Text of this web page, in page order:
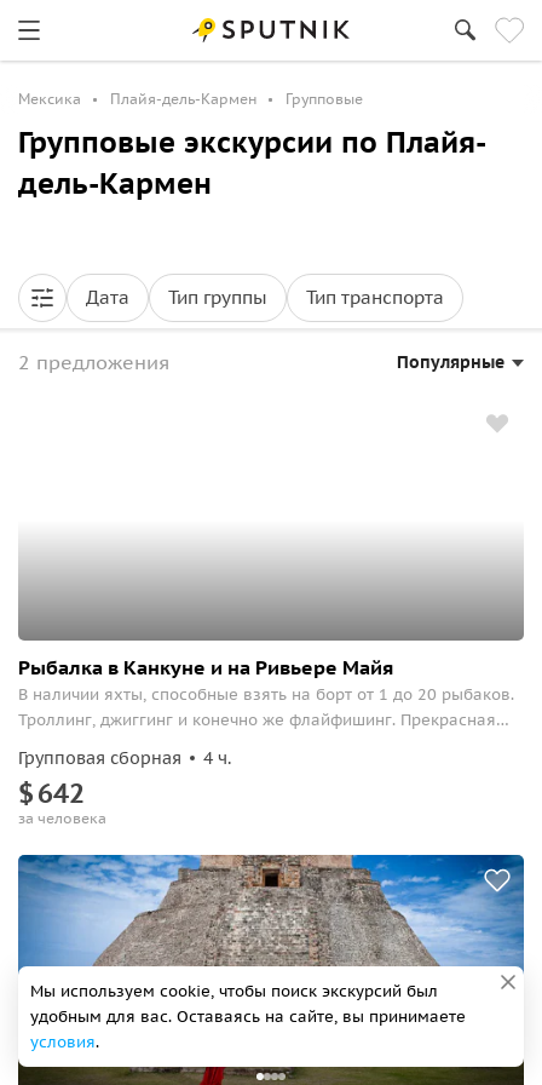
Мексика Плайя-дель-Кармен Групповые
Групповые экскурсии по Плайя-
дель-Кармен
Дата Тип группы Тип транспорта
2 предложения Популярные
Рыбалка в Канкуне и на Ривьере Майя
В наличии яхты, способные взять на борт от 1 до 20 рыбаков.
Троллинг, джиггинг и конечно же флайфишинг. Прекрасная
глубин-от марлина и до тунца. При отсутствии улова деньги
возвращаются.
Групповая сборная 4 ч.
$642
за человека
Мы используем cookie, чтобы поиск экскурсий был
удобным для вас. Оставаясь на сайте, вы принимаете
условия.